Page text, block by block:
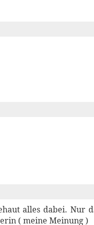
alles dabei. Nur
( meine Meinung )